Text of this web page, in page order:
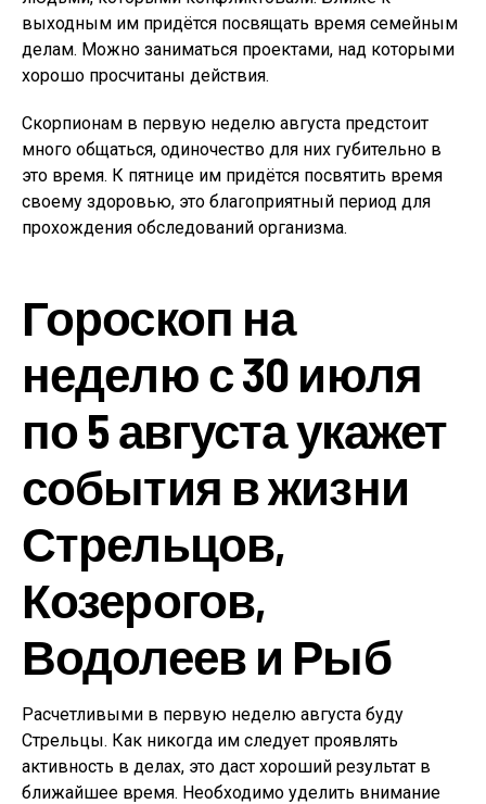
выходным им придётся посвящать время семейным
делам. Можно заниматься проектами, над которыми
хорошо просчитаны действия.
Скорпионам в первую неделю августа предстоит
много общаться, одиночество для них губительно в
это время. К пятнице им придётся посвятить время
своему здоровью, это благоприятный период для
прохождения обследований организма.
Гороскоп на
неделю с 30 июля
по 5 августа укажет
события в жизни
Стрельцов,
Козерогов,
Водолеев и Рыб
Расчетливыми в первую неделю августа буду
Стрельцы. Как никогда им следует проявлять
активность в делах, это даст хороший результат в
ближайшее время. Необходимо уделить внимание